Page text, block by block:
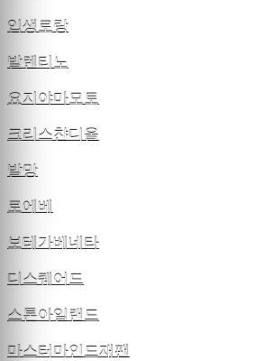
입생로랑
발렌티노
요지야마모토
크리스챤디올
발망
로에베
보테가베네타
디스퀘어드
스톤아일랜드
마스터마인드재팬